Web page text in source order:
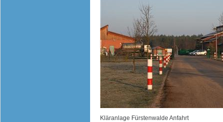
Kläranlage Fürstenwalde Anfahrt